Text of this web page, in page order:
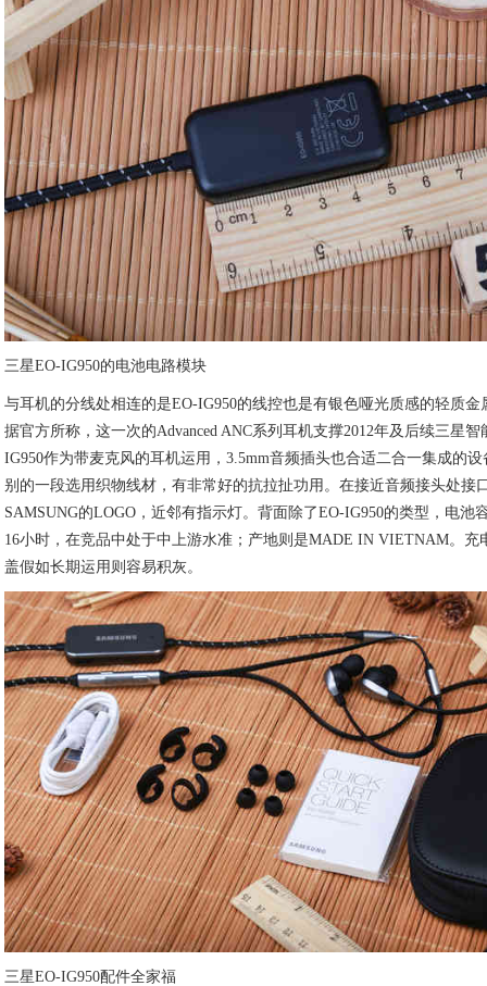
三星EO-IG950的电池电路模块
与耳机的分线处相连的是EO-IG950的线控也是有银色哑光质感的轻质
据官方所称，这一次的Advanced ANC系列耳机支撑2012年及后续三星
IG950作为带麦克风的耳机运用，3.5mm音频插头也合适二合一集成的
别的一段选用织物线材，有非常好的抗拉扯功用。在接近音频接头处接
SAMSUNG的LOGO，近邻有指示灯。背面除了EO-IG950的类型，电池
16小时，在竞品中处于中上游水准；产地则是MADE IN VIETNAM。充
盖假如长期运用则容易积灰。
三星EO-IG950配件全家福